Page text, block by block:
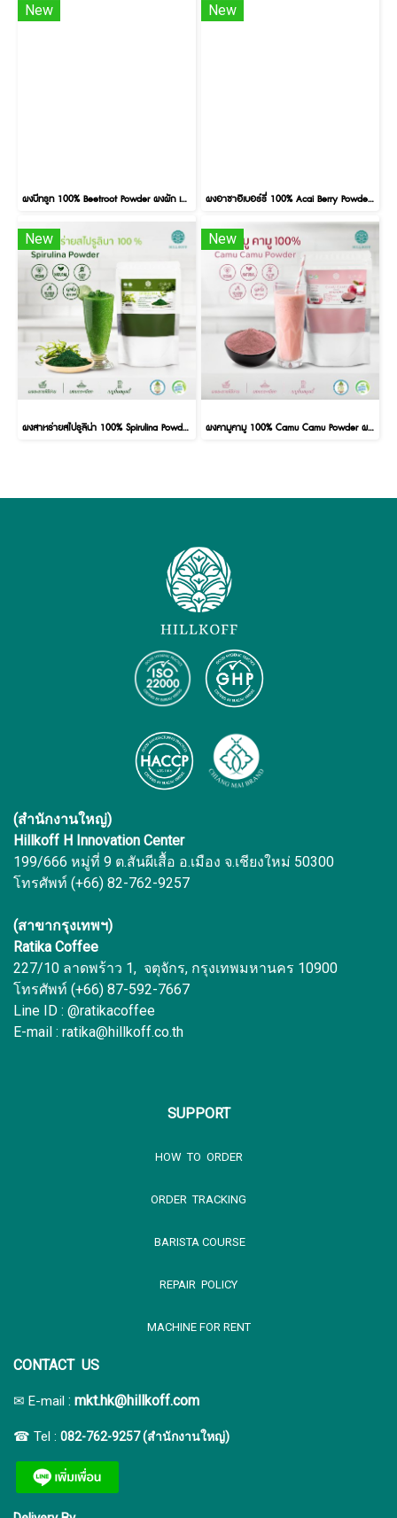
New
ผงบีทรูท 100% Beetroot Powder ผงผัก เพื่อสุขภาพ ขนาด 100 กรัม
New
ผงอาซาอิเบอร์รี่ 100% Acai Berry Powder ผงผลไม้ ผงผัก เพื่อสุขภาพ ขนาด 100 กรัม
New
ผงสาหร่ายสไปรูลิน่า 100% Spirulina Powder ผงผลไม้ ผงผัก เพื่อสุขภาพ ขนาด 100 กรัม
New
ผงคามูคามู 100% Camu Camu Powder ผงผลไม้ ผงผัก เพื่อสุขภาพ ขนาด 100 กรัม
(สำนักงานใหญ่)
Hillkoff H Innovation Center
199/666 หมู่ที่ 9 ต.สันผีเสื้อ อ.เมือง จ.เชียงใหม่ 50300
โทรศัพท์ (+66) 82-762-9257
(สาขากรุงเทพฯ)
Ratika Coffee
227/10 ลาดพร้าว 1, จตุจักร, กรุงเทพมหานคร 10900
โทรศัพท์ (+66) 87-592-7667
Line ID : @ratikacoffee
E-mail : ratika@hillkoff.co.th
SUPPORT
HOW TO ORDER
ORDER TRACKING
BARISTA COURSE
REPAIR POLICY
MACHINE FOR RENT
CONTACT US
✉ E-mail : mkt.hk@hillkoff.com
☎ Tel : 082-762-9257 (สำนักงานใหญ่)